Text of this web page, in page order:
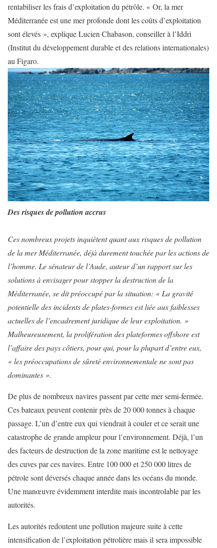
rentabiliser les frais d’exploitation du pétrôle. « Or, la mer
Méditerranée est une mer profonde dont les coûts d’exploitation
sont élevés », explique Lucien Chabason, conseiller à l’Iddri
(Institut du développement durable et des relations internationales)
au Figaro.
Des risques de pollution accrus
Ces nombreux projets inquiètent quant aux risques de pollution
de la mer Méditerranée, déjà durement touchée par les actions de
l’homme. Le sénateur de l’Aude, auteur d’un rapport sur les
solutions à envisager pour stopper la destruction de la
Méditerranée, se dit préoccupé par la situation: « La gravité
potentielle des incidents de plates-formes est liée aux faiblesses
actuelles de l’encadrement juridique de leur exploitation. »
Malheureusement, la prolifération des plateformes offshore est
l’affaire des pays côtiers, pour qui, pour la plupart d’entre eux,
« les préoccupations de sûreté environnementale ne sont pas
dominantes ».
De plus de nombreux navires passent par cette mer semi-fermée.
Ces bateaux peuvent contenir près de 20 000 tonnes à chaque
passage. L’un d’entre eux qui viendrait à couler et ce serait une
catastrophe de grande ampleur pour l’environnement. Déjà, l’un
des facteurs de destruction de la zone maritime est le nettoyage
des cuves par ces navires. Entre 100 000 et 250 000 litres de
pétrole sont déversés chaque année dans les océans du monde.
Une manœuvre évidemment interdite mais incontrolable par les
autorités.
Les autorités redoutent une pollution majeure suite à cette
intensification de l’exploitation pétrolière mais il sera impossible